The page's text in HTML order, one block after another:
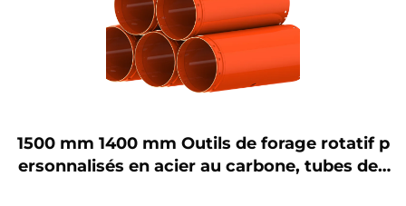
1500 mm 1400 mm Outils de forage rotatif p
ersonnalisés en acier au carbone, tubes de f